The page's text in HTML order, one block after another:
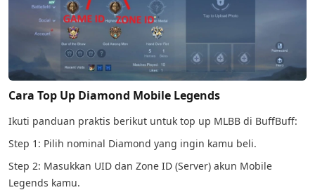
Cara Top Up Diamond Mobile Legends
Ikuti panduan praktis berikut untuk top up MLBB di BuffBuff:
Step 1: Pilih nominal Diamond yang ingin kamu beli.
Step 2: Masukkan UID dan Zone ID (Server) akun Mobile
Legends kamu.